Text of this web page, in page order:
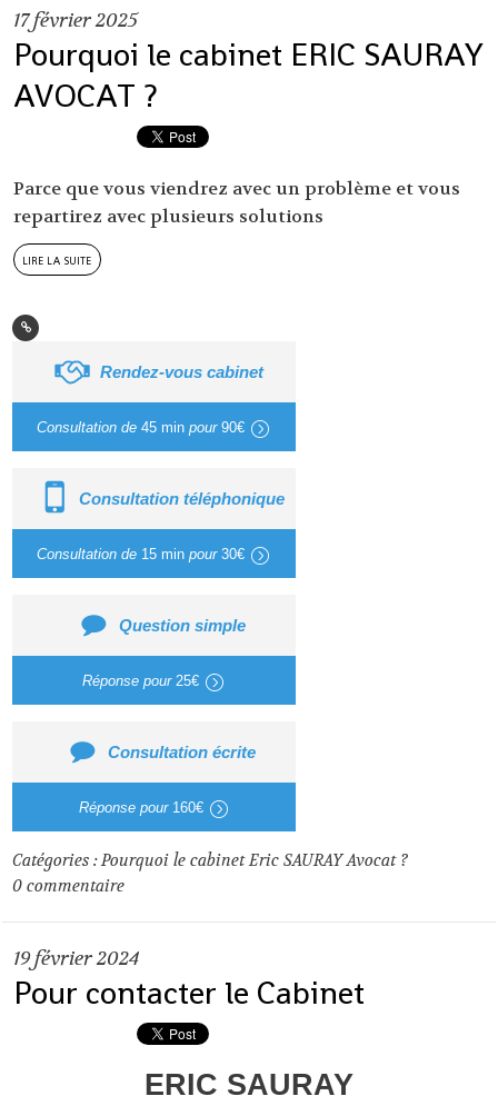
17février 2025
Pourquoi le cabinet ERIC SAURAY
AVOCAT ?
Parce que vous viendrez avec un problème et vous
repartirez avec plusieurs solutions
lire la suite
Rendez-vous cabinet
Consultation de45 min pour90€
Consultation téléphonique
Consultation de 15 min pour30€
Question simple
Réponse pour25€
Consultation écrite
Réponse pour 160€
Catégories :Pourquoi le cabinet Eric SAURAY Avocat ?
0 commentaire
19février 2024
Pour contacter le Cabinet
ERIC SAURAY